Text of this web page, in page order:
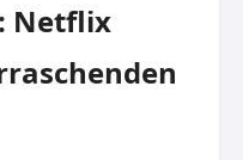
Netflix